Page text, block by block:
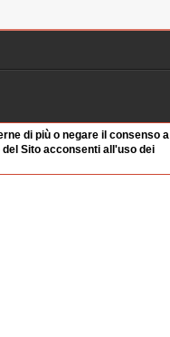
di più o negare il consenso a
Sito acconsenti all'uso dei